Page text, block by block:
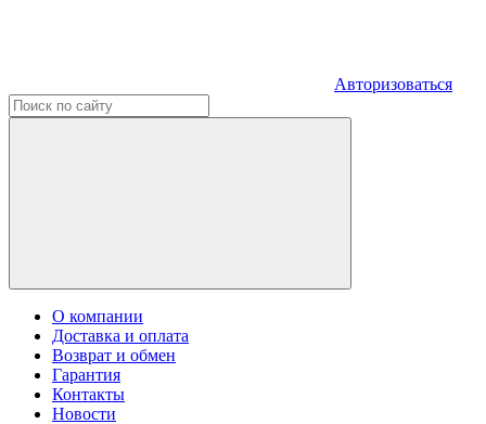
Авторизоваться
О компании
Доставка и оплата
Возврат и обмен
Гарантия
Контакты
Новости